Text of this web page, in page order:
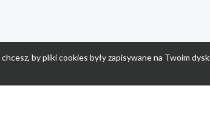
by pliki cookies były zapisywane na Twoim